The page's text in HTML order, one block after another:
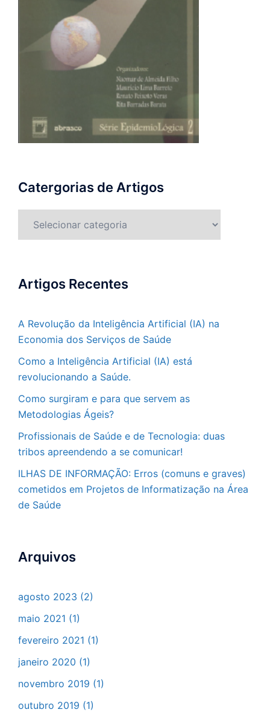
Catergorias de Artigos
Artigos Recentes
A Revolução da Inteligência Artificial (IA) na
Economia dos Serviços de Saúde
Como a Inteligência Artificial (IA) está
revolucionando a Saúde.
Como surgiram e para que servem as
Metodologias Ágeis?
Profissionais de Saúde e de Tecnologia: duas
tribos apreendendo a se comunicar!
ILHAS DE INFORMAÇÃO: Erros (comuns e graves)
cometidos em Projetos de Informatização na Área
de Saúde
Arquivos
agosto 2023 (2)
maio 2021 (1)
fevereiro 2021 (1)
janeiro 2020 (1)
novembro 2019 (1)
outubro 2019 (1)